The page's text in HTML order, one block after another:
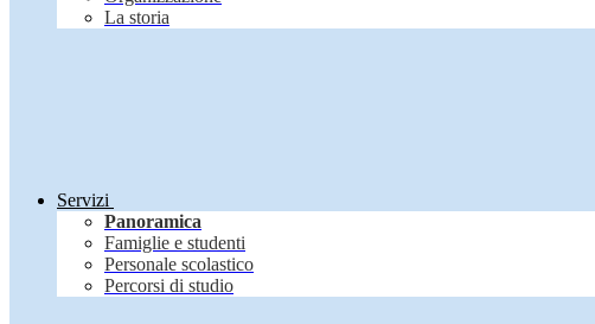
La storia
Servizi
Panoramica
Famiglie e studenti
Personale scolastico
Percorsi di studio